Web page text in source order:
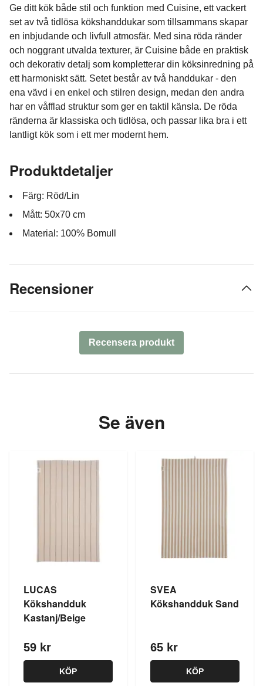
Ge ditt kök både stil och funktion med Cuisine, ett vackert
set av två tidlösa kökshanddukar som tillsammans skapar
en inbjudande och livfull atmosfär. Med sina röda ränder
och noggrant utvalda texturer, är Cuisine både en praktisk
och dekorativ detalj som kompletterar din köksinredning på
ett harmoniskt sätt. Setet består av två handdukar - den
ena vävd i en enkel och stilren design, medan den andra
har en våfflad struktur som ger en taktil känsla. De röda
ränderna är klassiska och tidlösa, och passar lika bra i ett
lantligt kök som i ett mer modernt hem.
Produktdetaljer
Färg: Röd/Lin
Mått: 50x70 cm
Material: 100% Bomull
Recensioner
Recensera produkt
Se även
LUCAS
Kökshandduk
Kastanj/Beige
59 kr
KÖP
SVEA
Kökshandduk Sand
65 kr
KÖP